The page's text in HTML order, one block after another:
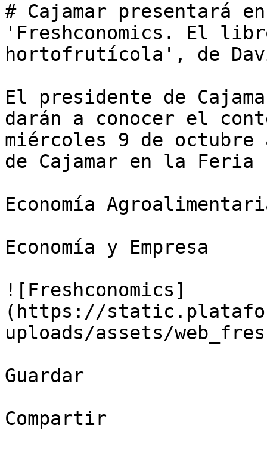
# Cajamar presentará
'Freshconomics. El
hortofrutícola', de
El presidente de
darán a conocer el
miércoles 9 de
de Cajamar en la Feria
Economía
Economía y Empresa
![Freshconomics]
(https://
uploads/assets/
Guardar
Compartir